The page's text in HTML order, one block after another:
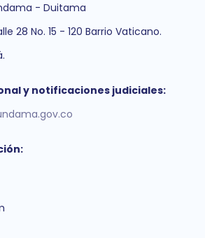
- Duitama
28 No. 15 - 120 Barrio Vaticano.
y notificaciones judiciales: